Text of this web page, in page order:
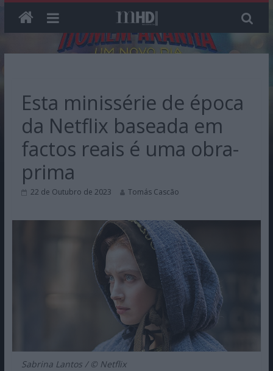
Esta minissérie de época
da Netflix baseada em
factos reais é uma obra-
prima
22 de Outubro de 2023 Tomás Cascão
Sabrina Lantos / © Netflix